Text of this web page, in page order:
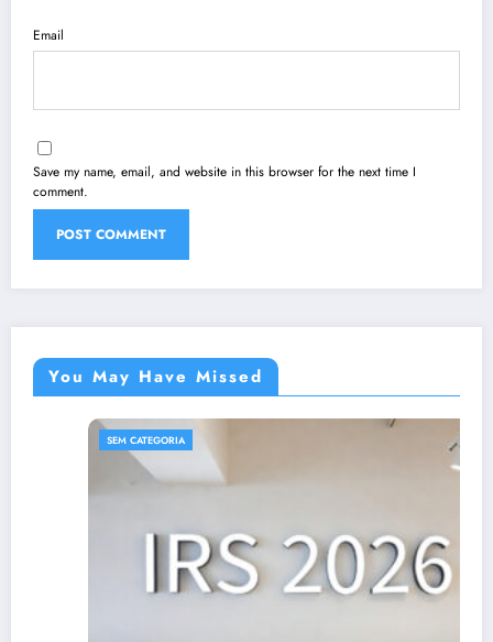
Email
Save my name, email, and website in this browser for the next time I
comment.
You May Have Missed
SEM CATEGORIA